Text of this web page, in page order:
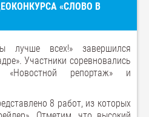
«СЛОВО В
лучше всех!» завершился
Участники соревновались
репортаж» и
8 работ, из которых